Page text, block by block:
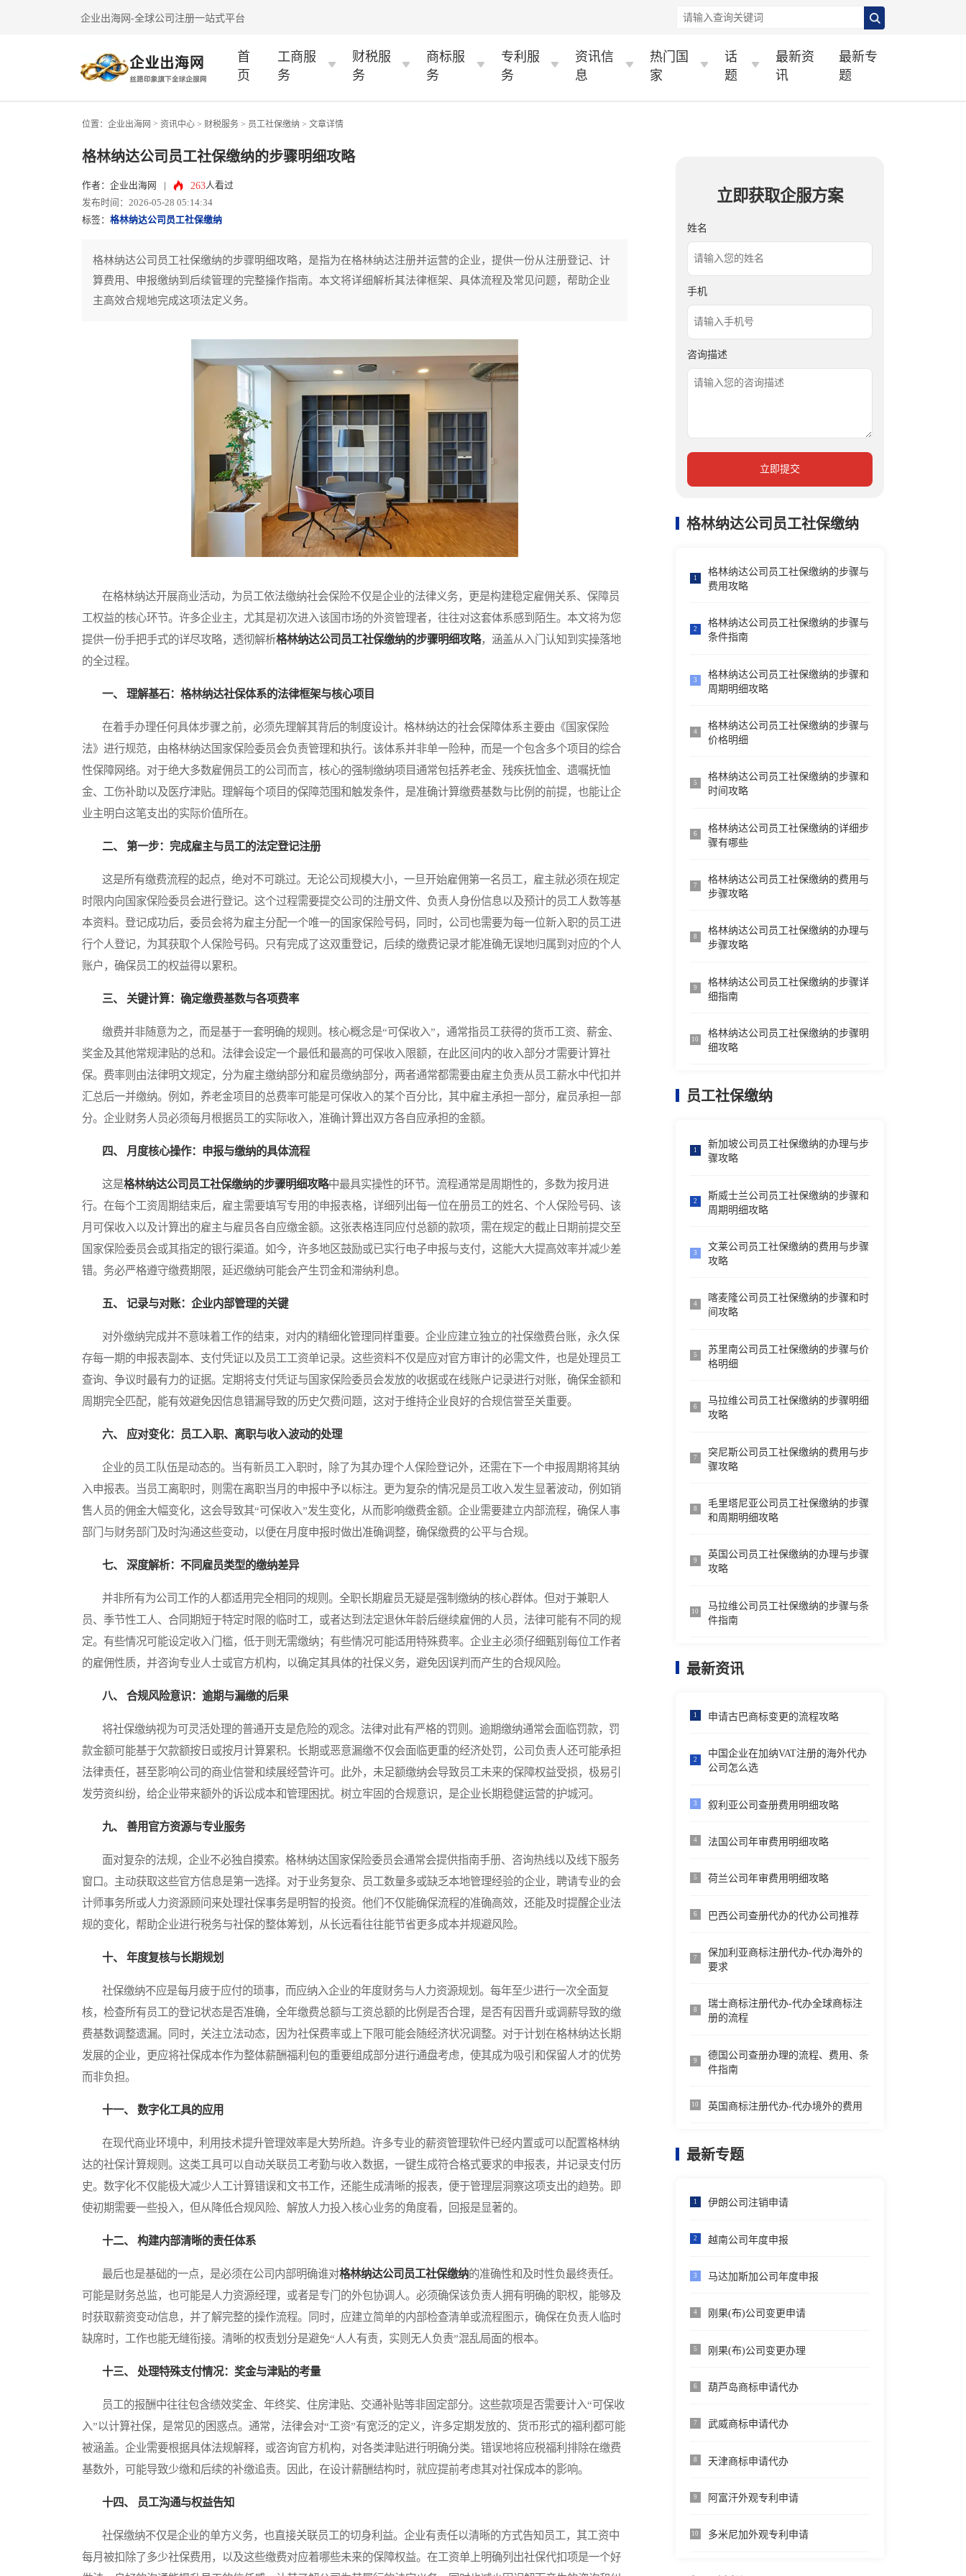
企业出海网-全球公司注册一站式平台
首
页
工商服
务
财税服
务
商标服
务
专利服
务
资讯信
息
热门国
家
话
题
最新资
讯
最新专
题
位置： 企业出海网 > 资讯中心 > 财税服务 > 员工社保缴纳 > 文章详情
格林纳达公司员工社保缴纳的步骤明细攻略
作者：企业出海网 263人看过
发布时间：2026-05-28 05:14:34
标签： 格林纳达公司员工社保缴纳
格林纳达公司员工社保缴纳的步骤明细攻略，是指为在格林纳达注册并运营的企业，提供一份从注册登记、计
算费用、申报缴纳到后续管理的完整操作指南。本文将详细解析其法律框架、具体流程及常见问题，帮助企业
主高效合规地完成这项法定义务。
在格林纳达开展商业活动，为员工依法缴纳社会保险不仅是企业的法律义务，更是构建稳定雇佣关系、保障员
工权益的核心环节。许多企业主，尤其是初次进入该国市场的外资管理者，往往对这套体系感到陌生。本文将为您
提供一份手把手式的详尽攻略，透彻解析格林纳达公司员工社保缴纳的步骤明细攻略，涵盖从入门认知到实操落地
的全过程。
一、 理解基石：格林纳达社保体系的法律框架与核心项目
在着手办理任何具体步骤之前，必须先理解其背后的制度设计。格林纳达的社会保障体系主要由《国家保险
法》进行规范，由格林纳达国家保险委员会负责管理和执行。该体系并非单一险种，而是一个包含多个项目的综合
性保障网络。对于绝大多数雇佣员工的公司而言，核心的强制缴纳项目通常包括养老金、残疾抚恤金、遗嘱抚恤
金、工伤补助以及医疗津贴。理解每个项目的保障范围和触发条件，是准确计算缴费基数与比例的前提，也能让企
业主明白这笔支出的实际价值所在。
二、 第一步：完成雇主与员工的法定登记注册
这是所有缴费流程的起点，绝对不可跳过。无论公司规模大小，一旦开始雇佣第一名员工，雇主就必须在规定
时限内向国家保险委员会进行登记。这个过程需要提交公司的注册文件、负责人身份信息以及预计的员工人数等基
本资料。登记成功后，委员会将为雇主分配一个唯一的国家保险号码，同时，公司也需要为每一位新入职的员工进
行个人登记，为其获取个人保险号码。只有完成了这双重登记，后续的缴费记录才能准确无误地归属到对应的个人
账户，确保员工的权益得以累积。
三、 关键计算：确定缴费基数与各项费率
缴费并非随意为之，而是基于一套明确的规则。核心概念是“可保收入”，通常指员工获得的货币工资、薪金、
奖金及其他常规津贴的总和。法律会设定一个最低和最高的可保收入限额，在此区间内的收入部分才需要计算社
保。费率则由法律明文规定，分为雇主缴纳部分和雇员缴纳部分，两者通常都需要由雇主负责从员工薪水中代扣并
汇总后一并缴纳。例如，养老金项目的总费率可能是可保收入的某个百分比，其中雇主承担一部分，雇员承担一部
分。企业财务人员必须每月根据员工的实际收入，准确计算出双方各自应承担的金额。
四、 月度核心操作：申报与缴纳的具体流程
这是格林纳达公司员工社保缴纳的步骤明细攻略中最具实操性的环节。流程通常是周期性的，多数为按月进
行。在每个工资周期结束后，雇主需要填写专用的申报表格，详细列出每一位在册员工的姓名、个人保险号码、该
月可保收入以及计算出的雇主与雇员各自应缴金额。这张表格连同应付总额的款项，需在规定的截止日期前提交至
国家保险委员会或其指定的银行渠道。如今，许多地区鼓励或已实行电子申报与支付，这能大大提高效率并减少差
错。务必严格遵守缴费期限，延迟缴纳可能会产生罚金和滞纳利息。
五、 记录与对账：企业内部管理的关键
对外缴纳完成并不意味着工作的结束，对内的精细化管理同样重要。企业应建立独立的社保缴费台账，永久保
存每一期的申报表副本、支付凭证以及员工工资单记录。这些资料不仅是应对官方审计的必需文件，也是处理员工
查询、争议时最有力的证据。定期将支付凭证与国家保险委员会发放的收据或在线账户记录进行对账，确保金额和
周期完全匹配，能有效避免因信息错漏导致的历史欠费问题，这对于维持企业良好的合规信誉至关重要。
六、 应对变化：员工入职、离职与收入波动的处理
企业的员工队伍是动态的。当有新员工入职时，除了为其办理个人保险登记外，还需在下一个申报周期将其纳
入申报表。当员工离职时，则需在离职当月的申报中予以标注。更为复杂的情况是员工收入发生显著波动，例如销
售人员的佣金大幅变化，这会导致其“可保收入”发生变化，从而影响缴费金额。企业需要建立内部流程，确保人事
部门与财务部门及时沟通这些变动，以便在月度申报时做出准确调整，确保缴费的公平与合规。
七、 深度解析：不同雇员类型的缴纳差异
并非所有为公司工作的人都适用完全相同的规则。全职长期雇员无疑是强制缴纳的核心群体。但对于兼职人
员、季节性工人、合同期短于特定时限的临时工，或者达到法定退休年龄后继续雇佣的人员，法律可能有不同的规
定。有些情况可能设定收入门槛，低于则无需缴纳；有些情况可能适用特殊费率。企业主必须仔细甄别每位工作者
的雇佣性质，并咨询专业人士或官方机构，以确定其具体的社保义务，避免因误判而产生的合规风险。
八、 合规风险意识：逾期与漏缴的后果
将社保缴纳视为可灵活处理的普通开支是危险的观念。法律对此有严格的罚则。逾期缴纳通常会面临罚款，罚
款金额可能基于欠款额按日或按月计算累积。长期或恶意漏缴不仅会面临更重的经济处罚，公司负责人还可能承担
法律责任，甚至影响公司的商业信誉和续展经营许可。此外，未足额缴纳会导致员工未来的保障权益受损，极易引
发劳资纠纷，给企业带来额外的诉讼成本和管理困扰。树立牢固的合规意识，是企业长期稳健运营的护城河。
九、 善用官方资源与专业服务
面对复杂的法规，企业不必独自摸索。格林纳达国家保险委员会通常会提供指南手册、咨询热线以及线下服务
窗口。主动获取这些官方信息是第一选择。对于业务复杂、员工数量多或缺乏本地管理经验的企业，聘请专业的会
计师事务所或人力资源顾问来处理社保事务是明智的投资。他们不仅能确保流程的准确高效，还能及时提醒企业法
规的变化，帮助企业进行税务与社保的整体筹划，从长远看往往能节省更多成本并规避风险。
十、 年度复核与长期规划
社保缴纳不应是每月疲于应付的琐事，而应纳入企业的年度财务与人力资源规划。每年至少进行一次全面复
核，检查所有员工的登记状态是否准确，全年缴费总额与工资总额的比例是否合理，是否有因晋升或调薪导致的缴
费基数调整遗漏。同时，关注立法动态，因为社保费率或上下限可能会随经济状况调整。对于计划在格林纳达长期
发展的企业，更应将社保成本作为整体薪酬福利包的重要组成部分进行通盘考虑，使其成为吸引和保留人才的优势
而非负担。
十一、 数字化工具的应用
在现代商业环境中，利用技术提升管理效率是大势所趋。许多专业的薪资管理软件已经内置或可以配置格林纳
达的社保计算规则。这类工具可以自动关联员工考勤与收入数据，一键生成符合格式要求的申报表，并记录支付历
史。数字化不仅能极大减少人工计算错误和文书工作，还能生成清晰的报表，便于管理层洞察这项支出的趋势。即
使初期需要一些投入，但从降低合规风险、解放人力投入核心业务的角度看，回报是显著的。
十二、 构建内部清晰的责任体系
最后也是基础的一点，是必须在公司内部明确谁对格林纳达公司员工社保缴纳的准确性和及时性负最终责任。
可能是财务总监，也可能是人力资源经理，或者是专门的外包协调人。必须确保该负责人拥有明确的职权，能够及
时获取薪资变动信息，并了解完整的操作流程。同时，应建立简单的内部检查清单或流程图示，确保在负责人临时
缺席时，工作也能无缝衔接。清晰的权责划分是避免“人人有责，实则无人负责”混乱局面的根本。
十三、 处理特殊支付情况：奖金与津贴的考量
员工的报酬中往往包含绩效奖金、年终奖、住房津贴、交通补贴等非固定部分。这些款项是否需要计入“可保收
入”以计算社保，是常见的困惑点。通常，法律会对“工资”有宽泛的定义，许多定期发放的、货币形式的福利都可能
被涵盖。企业需要根据具体法规解释，或咨询官方机构，对各类津贴进行明确分类。错误地将应税福利排除在缴费
基数外，可能导致少缴和后续的补缴追责。因此，在设计薪酬结构时，就应提前考虑其对社保成本的影响。
十四、 员工沟通与权益告知
社保缴纳不仅是企业的单方义务，也直接关联员工的切身利益。企业有责任以清晰的方式告知员工，其工资中
每月被扣除了多少社保费用，以及这些缴费对应着哪些未来的保障权益。在工资单上明确列出社保代扣项是一个好
立即获取企服方案
姓名
手机
咨询描述
立即提交
格林纳达公司员工社保缴纳
1
格林纳达公司员工社保缴纳的步骤与
费用攻略
2
格林纳达公司员工社保缴纳的步骤与
条件指南
3
格林纳达公司员工社保缴纳的步骤和
周期明细攻略
4
格林纳达公司员工社保缴纳的步骤与
价格明细
5
格林纳达公司员工社保缴纳的步骤和
时间攻略
6
格林纳达公司员工社保缴纳的详细步
骤有哪些
7
格林纳达公司员工社保缴纳的费用与
步骤攻略
8
格林纳达公司员工社保缴纳的办理与
步骤攻略
9
格林纳达公司员工社保缴纳的步骤详
细指南
10
格林纳达公司员工社保缴纳的步骤明
细攻略
员工社保缴纳
1
新加坡公司员工社保缴纳的办理与步
骤攻略
2
斯威士兰公司员工社保缴纳的步骤和
周期明细攻略
3
文莱公司员工社保缴纳的费用与步骤
攻略
4
喀麦隆公司员工社保缴纳的步骤和时
间攻略
5
苏里南公司员工社保缴纳的步骤与价
格明细
6
马拉维公司员工社保缴纳的步骤明细
攻略
7
突尼斯公司员工社保缴纳的费用与步
骤攻略
8
毛里塔尼亚公司员工社保缴纳的步骤
和周期明细攻略
9
英国公司员工社保缴纳的办理与步骤
攻略
10
马拉维公司员工社保缴纳的步骤与条
件指南
最新资讯
1 申请古巴商标变更的流程攻略
2
中国企业在加纳VAT注册的海外代办
公司怎么选
3 叙利亚公司查册费用明细攻略
4 法国公司年审费用明细攻略
5 荷兰公司年审费用明细攻略
6 巴西公司查册代办的代办公司推荐
7
保加利亚商标注册代办-代办海外的
要求
8
瑞士商标注册代办-代办全球商标注
册的流程
9
德国公司查册办理的流程、费用、条
件指南
10 英国商标注册代办-代办境外的费用
最新专题
1 伊朗公司注销申请
2 越南公司年度申报
3 马达加斯加公司年度申报
4 刚果(布)公司变更申请
5 刚果(布)公司变更办理
6 葫芦岛商标申请代办
7 武威商标申请代办
8 天津商标申请代办
9 阿富汗外观专利申请
10 多米尼加外观专利申请